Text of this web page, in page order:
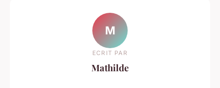
M
ECRIT PAR
Mathilde